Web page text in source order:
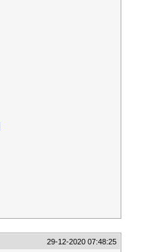
29-12-2020 07:48:25